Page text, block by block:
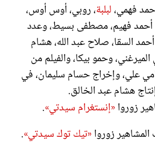
فهمي،لبلبة، روبي، أوس أوس،
فهيم، مصطفى بسيط، وعدد
السقا، صلاح عبد الله، هشام
وحمو بيكا، والفيلم من
علي، وإخراج حسام سليمان، في
هشام عبد الخالق.
زوروا«إنستغرام سيدتي».
زوروا«تيك توك سيدتي».